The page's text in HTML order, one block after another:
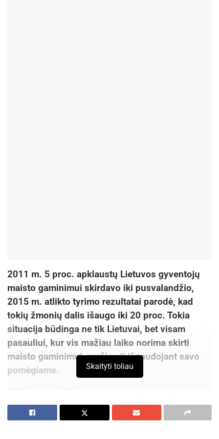
2011 m. 5 proc. apklaustų Lietuvos gyventojų
maisto gaminimui skirdavo iki pusvalandžio,
2015 m. atlikto tyrimo rezultatai parodė, kad
tokių žmonių dalis išaugo iki 20 proc. Tokia
situacija būdinga ne tik Lietuvai, bet visam
pasauliui, kur vis mažiau laiko norima skirti
maisto gaminimui, verčiau jį išnaudojant savo
pomėgiams.
Keičiantis požiūriui į mitybą ir maisto gaminimą,
vartotojams tapo svarbu, ne tik, kiek laiko užtruks
maisto gaminimas, bet ir kokius produktus
Skaityti toliau